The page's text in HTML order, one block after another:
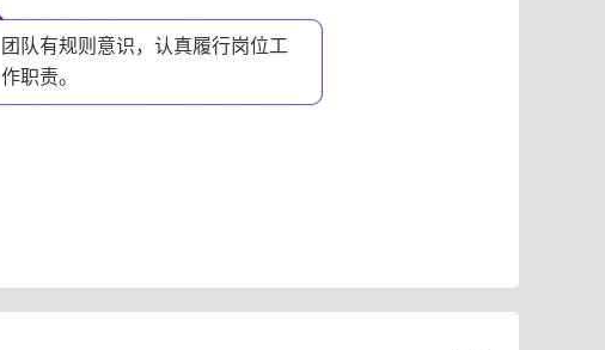
团队有规则意识，认真履行岗位工
作职责。